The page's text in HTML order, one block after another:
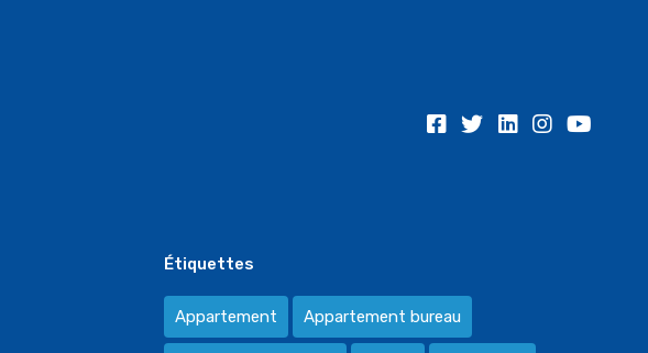
Étiquettes
Appartement Appartement bureau